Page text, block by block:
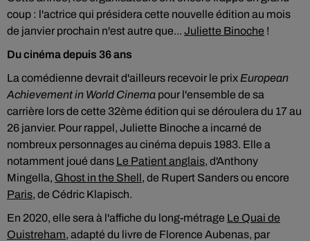
coup : l'actrice qui présidera cette nouvelle édition au mois
de janvier prochain n'est autre que... Juliette Binoche !
Du cinéma depuis 36 ans
La comédienne devrait d'ailleurs recevoir le prix European
Achievement in World Cinema pour l'ensemble de sa
carrière lors de cette 32ème édition qui se déroulera du 17 au
26 janvier. Pour rappel, Juliette Binoche a incarné de
nombreux personnages au cinéma depuis 1983. Elle a
notamment joué dans Le Patient anglais, d'Anthony
Mingella, Ghost in the Shell, de Rupert Sanders ou encore
Paris, de Cédric Klapisch.
En 2020, elle sera à l'affiche du long-métrage Le Quai de
Ouistreham, adapté du livre de Florence Aubenas, par